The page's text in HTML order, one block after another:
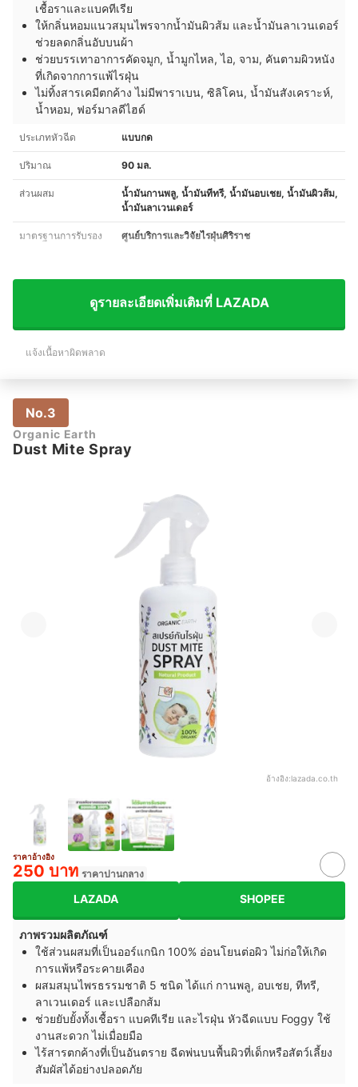
เชื้อราและแบคทีเรีย
ให้กลิ่นหอมแนวสมุนไพรจากน้ำมันผิวส้ม และน้ำมันลาเวนเดอร์
ช่วยลดกลิ่นอับบนผ้า
ช่วยบรรเทาอาการคัดจมูก, น้ำมูกไหล, ไอ, จาม, คันตามผิวหนัง
ที่เกิดจากการแพ้ไรฝุ่น
ไม่ทิ้งสารเคมีตกค้าง ไม่มีพาราเบน, ซิลิโคน, น้ำมันสังเคราะห์,
น้ำหอม, ฟอร์มาลดีไฮด์
ประเภทหัวฉีด แบบกด
ปริมาณ 90 มล.
ส่วนผสม
น้ำมันกานพลู, น้ำมันทีทรี, น้ำมันอบเชย, น้ำมันผิวส้ม,
น้ำมันลาเวนเดอร์
มาตรฐานการรับรอง ศูนย์บริการและวิจัยไรฝุ่นศิริราช
ดูรายละเอียดเพิ่มเติมที่ LAZADA
แจ้งเนื้อหาผิดพลาด
No.3
Organic Earth
Dust Mite Spray
อ้างอิง:lazada.co.th
ราคาอ้างอิง
250 บาท ราคาปานกลาง
LAZADA SHOPEE
ภาพรวมผลิตภัณฑ์
ใช้ส่วนผสมที่เป็นออร์แกนิก 100% อ่อนโยนต่อผิว ไม่ก่อให้เกิด
การแพ้หรือระคายเคือง
ผสมสมุนไพรธรรมชาติ 5 ชนิด ได้แก่ กานพลู, อบเชย, ทีทรี,
ลาเวนเดอร์ และเปลือกส้ม
ช่วยยับยั้งทั้งเชื้อรา แบคทีเรีย และไรฝุ่น หัวฉีดแบบ Foggy ใช้
งานสะดวก ไม่เมื่อยมือ
ไร้สารตกค้างที่เป็นอันตราย ฉีดพ่นบนพื้นผิวที่เด็กหรือสัตว์เลี้ยง
สัมผัสได้อย่างปลอดภัย